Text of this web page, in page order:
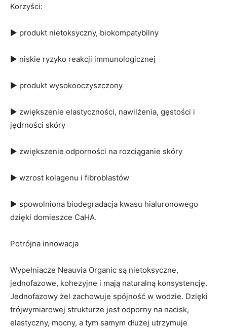
Korzyści:
▶ produkt nietoksyczny, biokompatybilny
▶ niskie ryzyko reakcji immunologicznej
▶ produkt wysokooczyszczony
▶ zwiększenie elastyczności, nawilżenia, gęstości i
jędrności skóry
▶ zwiększenie odporności na rozciąganie skóry
▶ wzrost kolagenu i fibroblastów
▶ spowolniona biodegradacja kwasu hialuronowego
dzięki domieszce CaHA.
Potrójna innowacja
Wypełniacze Neauvia Organic są nietoksyczne,
jednofazowe, kohezyjne i mają naturalną konsystencję.
Jednofazowy żel zachowuje spójność w wodzie. Dzięki
trójwymiarowej strukturze jest odporny na nacisk,
elastyczny, mocny, a tym samym dłużej utrzymuje